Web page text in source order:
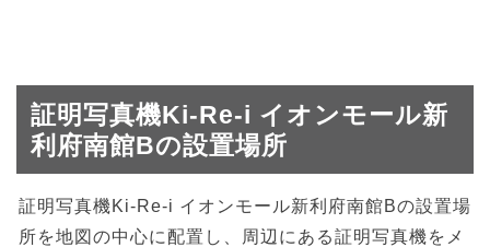
証明写真機Ki-Re-i イオンモール新
利府南館Bの設置場所
証明写真機Ki-Re-i イオンモール新利府南館Bの設置場
所を地図の中心に配置し、周辺にある証明写真機をメ